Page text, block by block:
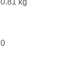
0.81 kg
0